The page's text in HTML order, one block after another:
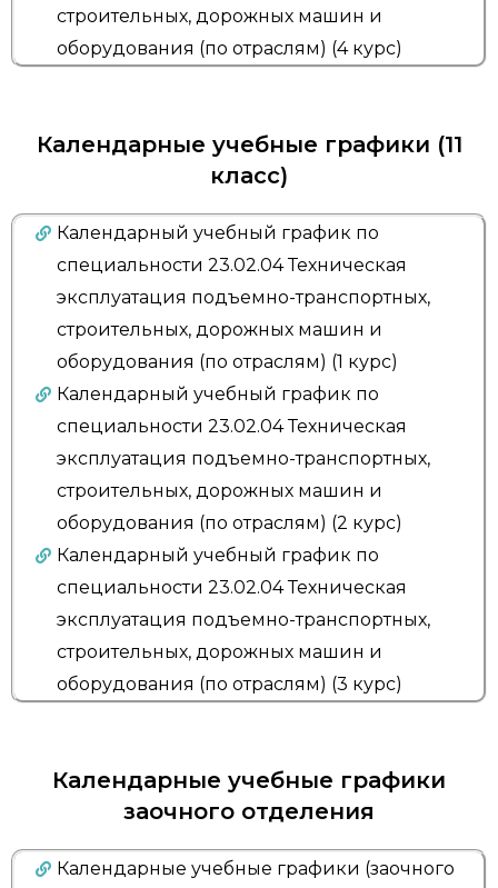
строительных, дорожных машин и
оборудования (по отраслям) (4 курс)
Календарные учебные графики (11
класс)
Календарный учебный график по
специальности 23.02.04 Техническая
эксплуатация подъемно-транспортных,
строительных, дорожных машин и
оборудования (по отраслям) (1 курс)
Календарный учебный график по
специальности 23.02.04 Техническая
эксплуатация подъемно-транспортных,
строительных, дорожных машин и
оборудования (по отраслям) (2 курс)
Календарный учебный график по
специальности 23.02.04 Техническая
эксплуатация подъемно-транспортных,
строительных, дорожных машин и
оборудования (по отраслям) (3 курс)
Календарные учебные графики
заочного отделения
Календарные учебные графики (заочного